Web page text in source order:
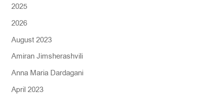
r
:
2025
2026
August 2023
Amiran Jimsherashvili
Anna Maria Dardagani
April 2023